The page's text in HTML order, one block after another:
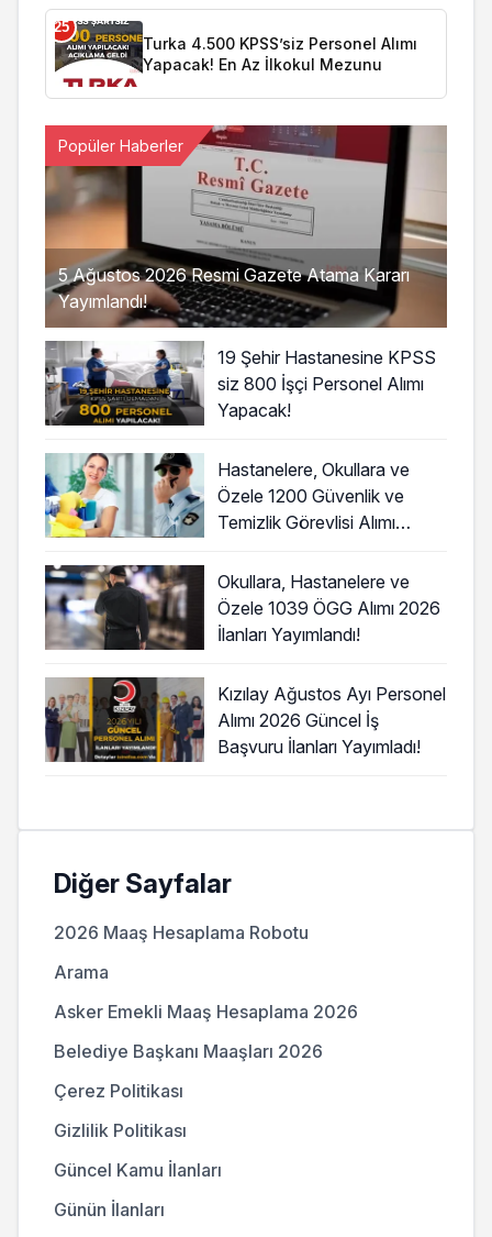
25
Turka 4.500 KPSS’siz Personel Alımı
Yapacak! En Az İlkokul Mezunu
5 Ağustos 2026 Resmi Gazete Atama Kararı
Yayımlandı!
Popüler Haberler
19 Şehir Hastanesine KPSS
siz 800 İşçi Personel Alımı
Yapacak!
Hastanelere, Okullara ve
Özele 1200 Güvenlik ve
Temizlik Görevlisi Alımı
Okullara, Hastanelere ve
Özele 1039 ÖGG Alımı 2026
İlanları Yayımlandı!
Kızılay Ağustos Ayı Personel
Alımı 2026 Güncel İş
Başvuru İlanları Yayımladı!
Diğer Sayfalar
2026 Maaş Hesaplama Robotu
Arama
Asker Emekli Maaş Hesaplama 2026
Belediye Başkanı Maaşları 2026
Çerez Politikası
Gizlilik Politikası
Güncel Kamu İlanları
Günün İlanları